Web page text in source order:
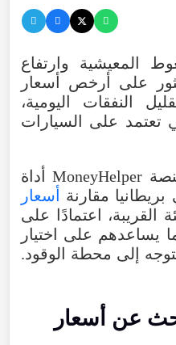
المعيشية
وارتفاع
على أرخص أسعار
النفقات اليومية،
تعتمد على السيارات
MoneyHelper أداة
بريطانيا مقارنة أسعار
القريبة، اعتمادًا على
يساعدهم على اختيار
إلى محطة الوقود.
عن أسعار